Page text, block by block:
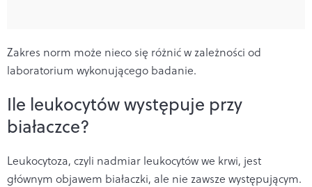
Zakres norm może nieco się różnić w zależności od
laboratorium wykonującego badanie.
Ile leukocytów występuje przy
białaczce?
Leukocytoza, czyli nadmiar leukocytów we krwi, jest
głównym objawem białaczki, ale nie zawsze występującym.